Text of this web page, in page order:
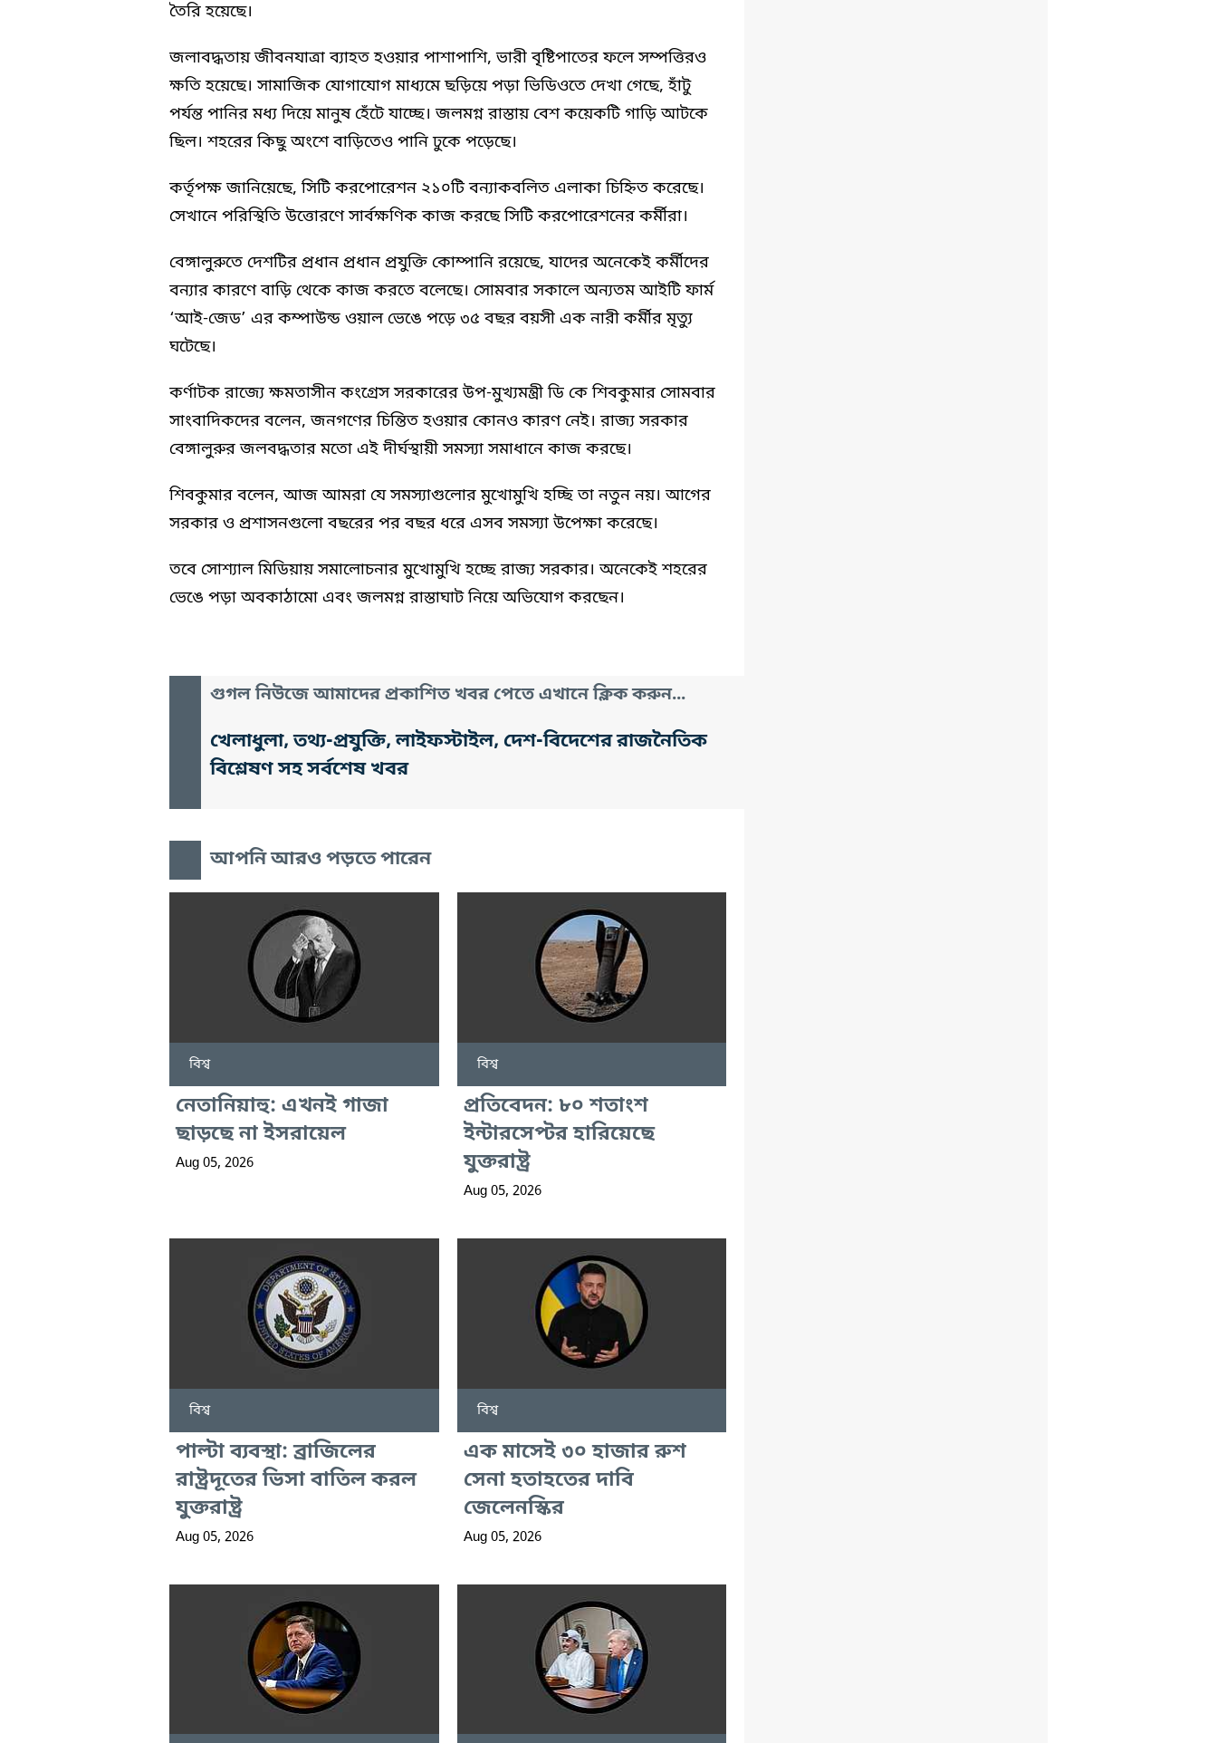
তৈরি হয়েছে।
জলাবদ্ধতায় জীবনযাত্রা ব্যাহত হওয়ার পাশাপাশি, ভারী বৃষ্টিপাতের ফলে সম্পত্তিরও
ক্ষতি হয়েছে। সামাজিক যোগাযোগ মাধ্যমে ছড়িয়ে পড়া ভিডিওতে দেখা গেছে, হাঁটু
পর্যন্ত পানির মধ্য দিয়ে মানুষ হেঁটে যাচ্ছে। জলমগ্ন রাস্তায় বেশ কয়েকটি গাড়ি আটকে
ছিল। শহরের কিছু অংশে বাড়িতেও পানি ঢুকে পড়েছে।
কর্তৃপক্ষ জানিয়েছে, সিটি করপোরেশন ২১০টি বন্যাকবলিত এলাকা চিহ্নিত করেছে।
সেখানে পরিস্থিতি উত্তোরণে সার্বক্ষণিক কাজ করছে সিটি করপোরেশনের কর্মীরা।
বেঙ্গালুরুতে দেশটির প্রধান প্রধান প্রযুক্তি কোম্পানি রয়েছে, যাদের অনেকেই কর্মীদের
বন্যার কারণে বাড়ি থেকে কাজ করতে বলেছে। সোমবার সকালে অন্যতম আইটি ফার্ম
‘আই-জেড’ এর কম্পাউন্ড ওয়াল ভেঙে পড়ে ৩৫ বছর বয়সী এক নারী কর্মীর মৃত্যু
ঘটেছে।
কর্ণাটক রাজ্যে ক্ষমতাসীন কংগ্রেস সরকারের উপ-মুখ্যমন্ত্রী ডি কে শিবকুমার সোমবার
সাংবাদিকদের বলেন, জনগণের চিন্তিত হওয়ার কোনও কারণ নেই। রাজ্য সরকার
বেঙ্গালুরুর জলবদ্ধতার মতো এই দীর্ঘস্থায়ী সমস্যা সমাধানে কাজ করছে।
শিবকুমার বলেন, আজ আমরা যে সমস্যাগুলোর মুখোমুখি হচ্ছি তা নতুন নয়। আগের
সরকার ও প্রশাসনগুলো বছরের পর বছর ধরে এসব সমস্যা উপেক্ষা করেছে।
তবে সোশ্যাল মিডিয়ায় সমালোচনার মুখোমুখি হচ্ছে রাজ্য সরকার। অনেকেই শহরের
ভেঙে পড়া অবকাঠামো এবং জলমগ্ন রাস্তাঘাট নিয়ে অভিযোগ করছেন।
গুগল নিউজে আমাদের প্রকাশিত খবর পেতে এখানে ক্লিক করুন...
খেলাধুলা, তথ্য-প্রযুক্তি, লাইফস্টাইল, দেশ-বিদেশের রাজনৈতিক
বিশ্লেষণ সহ সর্বশেষ খবর
আপনি আরও পড়তে পারেন
বিশ্ব
নেতানিয়াহু: এখনই গাজা
ছাড়ছে না ইসরায়েল
Aug 05, 2026
বিশ্ব
প্রতিবেদন: ৮০ শতাংশ
ইন্টারসেপ্টর হারিয়েছে
যুক্তরাষ্ট্র
Aug 05, 2026
বিশ্ব
পাল্টা ব্যবস্থা: ব্রাজিলের
রাষ্ট্রদূতের ভিসা বাতিল করল
যুক্তরাষ্ট্র
Aug 05, 2026
বিশ্ব
এক মাসেই ৩০ হাজার রুশ
সেনা হতাহতের দাবি
জেলেনস্কির
Aug 05, 2026